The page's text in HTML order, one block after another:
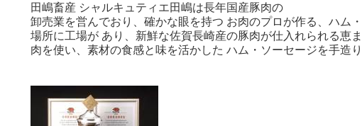
田嶋畜産 シャルキュティエ田嶋は長年国産豚肉の
卸売業を営んでおり、確かな眼を持つ お肉のプロが作る、ハム
場所に工場が あり、新鮮な佐賀長崎産の豚肉が仕入れられる恵
肉を使い、素材の食感と味を活かした ハム・ソーセージを手造り